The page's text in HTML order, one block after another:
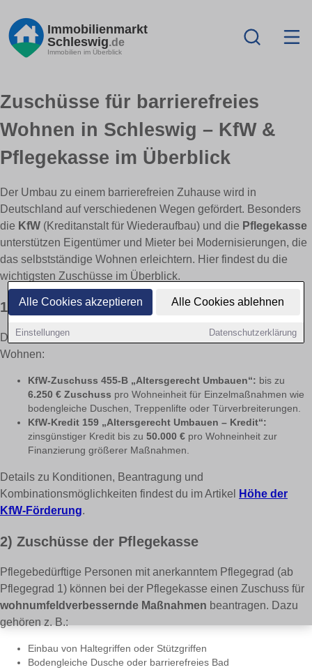
Alle Cookies akzeptieren Alle Cookies ablehnen
Einstellungen Datenschutzerklärung
Immobilienmarkt
Schleswig.de
Immobilien im Überblick
Zuschüsse für barrierefreies
Wohnen in Schleswig – KfW &
Pflegekasse im Überblick
Der Umbau zu einem barrierefreien Zuhause wird in
Deutschland auf verschiedenen Wegen gefördert. Besonders
die KfW (Kreditanstalt für Wiederaufbau) und die Pflegekasse
unterstützen Eigentümer und Mieter bei Modernisierungen, die
das selbstständige Wohnen erleichtern. Hier findest du die
wichtigsten Zuschüsse im Überblick.
1) KfW-Zuschüsse & Förderprogramme
Die KfW bietet zwei zentrale Programme für barrierefreies
Wohnen:
KfW-Zuschuss 455-B „Altersgerecht Umbauen“: bis zu
6.250 € Zuschuss pro Wohneinheit für Einzelmaßnahmen wie
bodengleiche Duschen, Treppenlifte oder Türverbreiterungen.
KfW-Kredit 159 „Altersgerecht Umbauen – Kredit“:
zinsgünstiger Kredit bis zu 50.000 € pro Wohneinheit zur
Finanzierung größerer Maßnahmen.
Details zu Konditionen, Beantragung und
Kombinationsmöglichkeiten findest du im Artikel
Höhe der
KfW-Förderung.
2) Zuschüsse der Pflegekasse
Pflegebedürftige Personen mit anerkanntem Pflegegrad (ab
Pflegegrad 1) können bei der Pflegekasse einen Zuschuss für
wohnumfeldverbessernde Maßnahmen beantragen. Dazu
gehören z. B.:
Einbau von Haltegriffen oder Stützgriffen
Bodengleiche Dusche oder barrierefreies Bad